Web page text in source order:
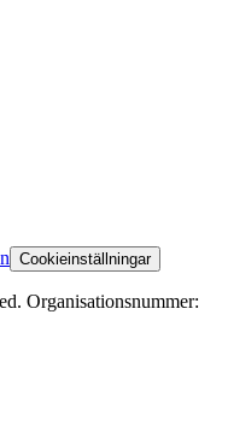
Cookieinställningar
Organisationsnummer: